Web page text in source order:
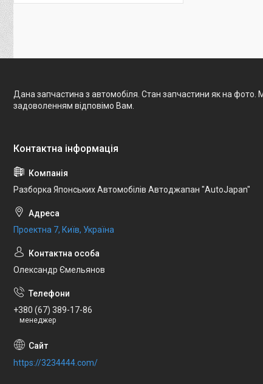
Дана запчастина з автомобіля. Стан запчастини як на фото.
задоволенням відповімо Вам.
Разборка Японських Автомобілів Автоджапан "AutoJapan"
Проектна 7, Київ, Україна
Олександр Ємельянов
+380 (67) 389-17-86
менеджер
https://3234444.com/